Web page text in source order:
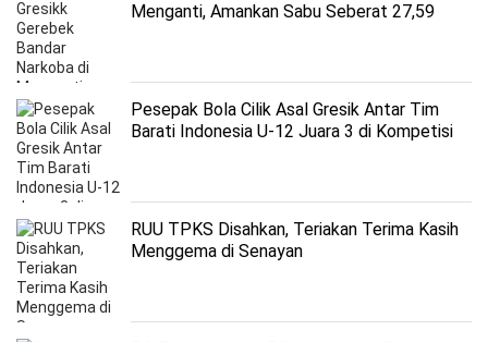
Menganti, Amankan Sabu Seberat 27,59
Pesepak Bola Cilik Asal Gresik Antar Tim
Barati Indonesia U-12 Juara 3 di Kompetisi
RUU TPKS Disahkan, Teriakan Terima Kasih
Menggema di Senayan